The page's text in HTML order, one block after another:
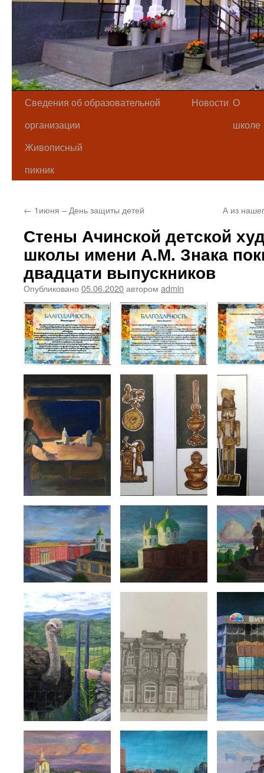
Сведения об образовательной
организации
Новости О
школе
Живописный
пикник
← 1июня – День защиты детей А из
Стены Ачинской детской
школы имени А.М. Знака
двадцати выпускников
Опубликовано 05.06.2020автором admin